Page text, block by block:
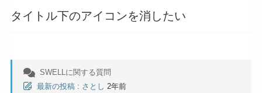
タイトル下のアイコンを消したい
SWELLに関する質問
最新の投稿 : さとし 2年前